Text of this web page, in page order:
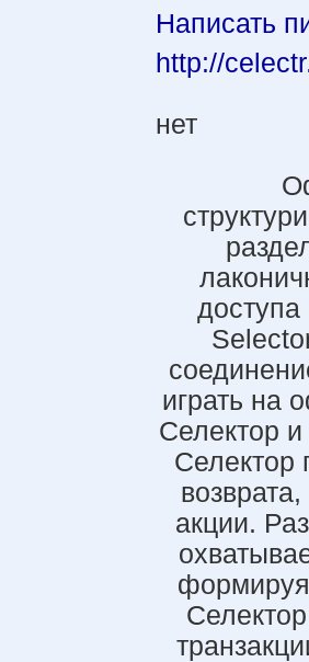
Написать
http://
нет
играть на
Селектор
Селектор
акции.
формируя